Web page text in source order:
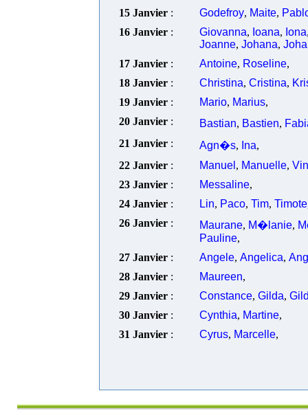
15 Janvier : Godefroy, Maite,
16 Janvier : Giovanna, Ioana, Iona
Joanne, Johana,
17 Janvier : Antoine, Roseline,
18 Janvier : Christina, Cristina,
19 Janvier : Mario, Marius,
20 Janvier : Bastian, Bastien,
21 Janvier : Agn�s, Ina,
22 Janvier : Manuel , Manuelle,
23 Janvier : Messaline,
24 Janvier : Lin, Paco, Tim, Timote
26 Janvier : Maurane, M�lanie,
Pauline,
27 Janvier : Angele, Angelica,
28 Janvier : Maureen,
29 Janvier : Constance, Gilda,
30 Janvier : Cynthia, Martine,
31 Janvier : Cyrus, Marcelle,